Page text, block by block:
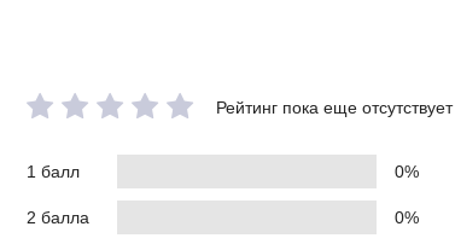
Рейтинг пока еще отсутствует
1 балл 0%
2 балла 0%